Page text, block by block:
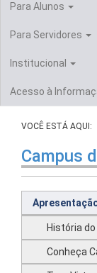
Para Alunos
Para Servidores
Institucional
Acesso à
VOCÊ ESTÁ AQUI:
Campus
História
Conheça